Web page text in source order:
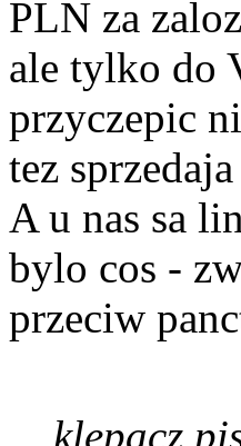
PLN za
ale tylko do
przyczepic
tez
A u nas sa
bylo cos -
przeciw
klepacz